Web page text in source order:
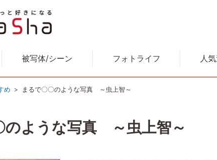
被写体/シーン フォトライフ 人
め まるで〇〇のような写真 ～虫上智～
のような写真 ～虫上智～